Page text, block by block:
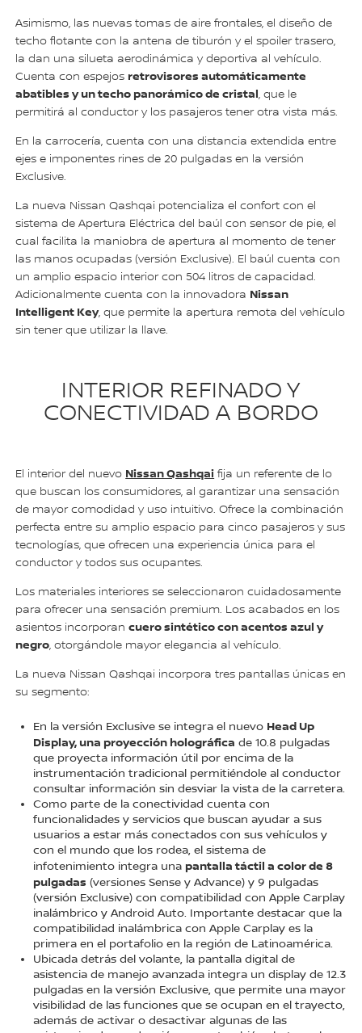
Asimismo, las nuevas tomas de aire frontales, el diseño de
techo flotante con la antena de tiburón y el spoiler trasero,
la dan una silueta aerodinámica y deportiva al vehículo.
Cuenta con espejos retrovisores automáticamente
abatibles y un techo panorámico de cristal, que le
permitirá al conductor y los pasajeros tener otra vista más.
En la carrocería, cuenta con una distancia extendida entre
ejes e imponentes rines de 20 pulgadas en la versión
Exclusive.
La nueva Nissan Qashqai potencializa el confort con el
sistema de Apertura Eléctrica del baúl con sensor de pie, el
cual facilita la maniobra de apertura al momento de tener
las manos ocupadas (versión Exclusive). El baúl cuenta con
un amplio espacio interior con 504 litros de capacidad.
Adicionalmente cuenta con la innovadora Nissan
Intelligent Key, que permite la apertura remota del vehículo
sin tener que utilizar la llave.
INTERIOR REFINADO Y
CONECTIVIDAD A BORDO
El interior del nuevo Nissan Qashqai fija un referente de lo
que buscan los consumidores, al garantizar una sensación
de mayor comodidad y uso intuitivo. Ofrece la combinación
perfecta entre su amplio espacio para cinco pasajeros y sus
tecnologías, que ofrecen una experiencia única para el
conductor y todos sus ocupantes.
Los materiales interiores se seleccionaron cuidadosamente
para ofrecer una sensación premium. Los acabados en los
asientos incorporancuero sintético con acentos azul y
negro, otorgándole mayor elegancia al vehículo.
La nueva Nissan Qashqai incorpora tres pantallas únicas en
su segmento:
En la versión Exclusive se integra el nuevo Head Up
Display, una proyección holográfica de 10.8 pulgadas
que proyecta información útil por encima de la
instrumentación tradicional permitiéndole al conductor
consultar información sin desviar la vista de la carretera.
Como parte de la conectividad cuenta con
funcionalidades y servicios que buscan ayudar a sus
usuarios a estar más conectados con sus vehículos y
con el mundo que los rodea, el sistema de
infotenimiento integra una pantalla táctil a color de 8
pulgadas (versiones Sense y Advance) y 9 pulgadas
(versión Exclusive) con compatibilidad con Apple Carplay
inalámbrico y Android Auto. Importante destacar que la
compatibilidad inalámbrica con Apple Carplay es la
primera en el portafolio en la región de Latinoamérica.
Ubicada detrás del volante, la pantalla digital de
asistencia de manejo avanzada integra un display de 12.3
pulgadas en la versión Exclusive, que permite una mayor
visibilidad de las funciones que se ocupan en el trayecto,
además de activar o desactivar algunas de las